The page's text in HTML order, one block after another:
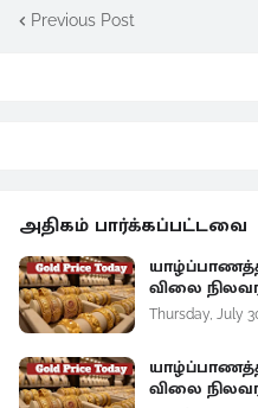
Previous Post
அதிகம் பார்க்கப்பட்டவை
விலை
Thursday, July
விலை